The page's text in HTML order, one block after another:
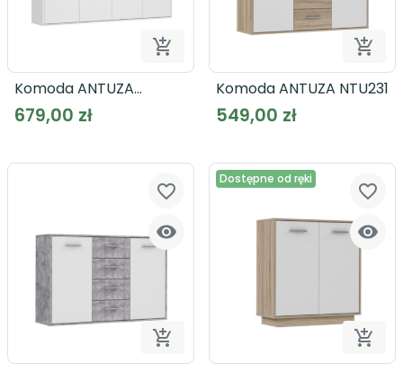

Dodaj do koszyka
Komoda ANTUZA
NTU241
679,00 zł

Komoda ANTUZA NTU231
549,00 zł


Dodaj do koszyka
favorite_border
Dostępne od ręki


favorite_border